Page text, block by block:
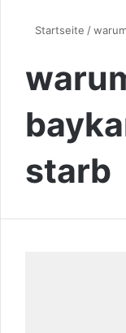
Startseite /
starb